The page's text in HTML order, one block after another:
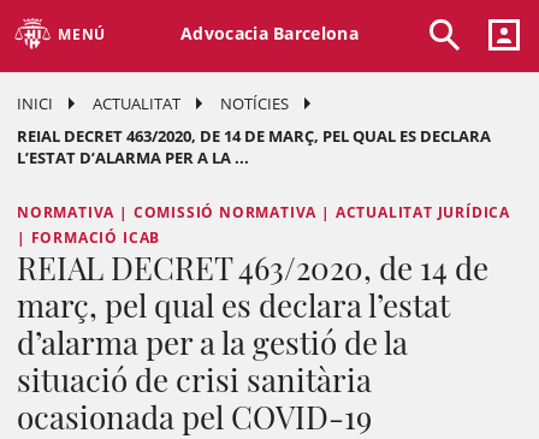
MENÚ Advocacia Barcelona
INICI ACTUALITAT
NOTÍCIES
REIAL DECRET 463/2020, DE 14 DE MARÇ, PEL QUAL ES DECLARA
L’ESTAT D’ALARMA PER A LA ...
NORMATIVA | COMISSIÓ NORMATIVA | ACTUALITAT JURÍDICA
| FORMACIÓ ICAB
REIAL DECRET 463/2020, de 14 de
març, pel qual es declara l’estat
d’alarma per a la gestió de la
situació de crisi sanitària
ocasionada pel COVID-19